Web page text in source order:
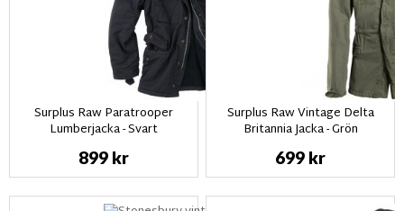
Surplus Raw Paratrooper
Lumberjacka - Svart
899 kr
Surplus Raw Vintage Delta
Britannia Jacka - Grön
699 kr